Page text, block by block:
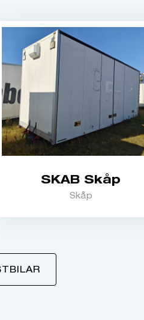
SKAB Skåp
Skåp